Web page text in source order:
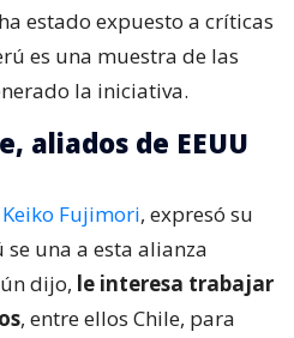
estado expuesto a críticas
es una muestra de las
la iniciativa.
aliados de EEUU
Keiko Fujimori, expresó su
una a esta alianza
dijo, le interesa trabajar
, entre ellos Chile, para